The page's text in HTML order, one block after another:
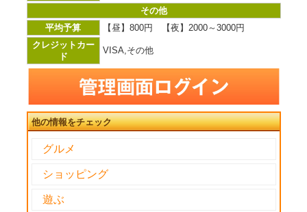
その他
平均予算
【昼】800円 【夜】2000～3000円
クレジットカー
ド
VISA,その他
他の情報をチェック
グルメ
ショッピング
遊ぶ